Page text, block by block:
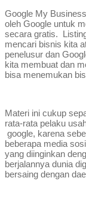
Google My
oleh Google untuk
secara gratis.
mencari bisnis kita
penelusur dan
kita membuat dan
bisa menemukan
Materi ini cukup
rata-rata pelaku
google, karena
beberapa media
yang diinginkan
berjalannya dunia
bersaing dengan